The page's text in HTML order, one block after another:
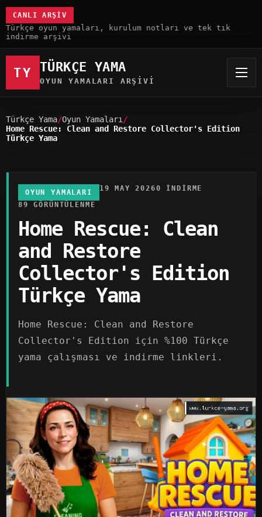
CANLI ARŞIV
Türkçe oyun yamaları, kurulum notları ve tek tık
indirme arşivi
TY TÜRKÇE YAMA
OYUN YAMALARI ARŞIVI
Türkçe Yama Oyun Yamaları
Home Rescue: Clean and Restore Collector's Edition
Türkçe Yama
OYUN YAMALARI 19 MAY 20260 INDIRME
89 GÖRÜNTÜLENME
Home Rescue: Clean
and Restore
Collector's Edition
Türkçe Yama
Home Rescue: Clean and Restore
Collector's Edition için %100 Türkçe
yama çalışması ve indirme linkleri.